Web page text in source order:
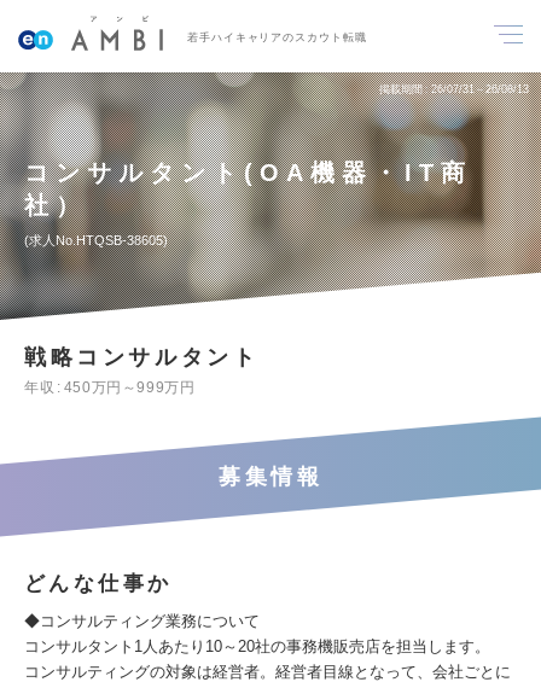
若手ハイキャリアのスカウト転職
掲載期間 26/07/31～26/08/13
コンサルタント(OA機器・IT商
社）
求人No.HTQSB-38605
戦略コンサルタント
年収 450万円～999万円
募集情報
どんな仕事か
◆コンサルティング業務について
コンサルタント1人あたり10～20社の事務機販売店を担当します。
コンサルティングの対象は経営者。経営者目線となって、会社ごとに